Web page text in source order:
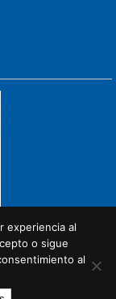
experiencia al
o sigue
al